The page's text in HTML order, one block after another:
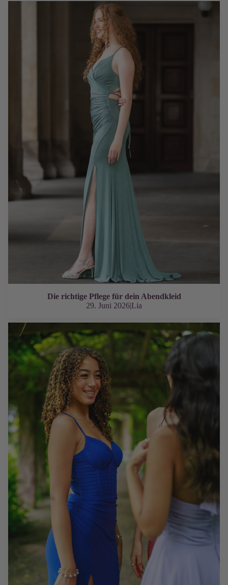
Die richtige Pflege für dein Abendkleid
Die richtige Pflege für dein Abendkleid
29. Juni 2026|Lia